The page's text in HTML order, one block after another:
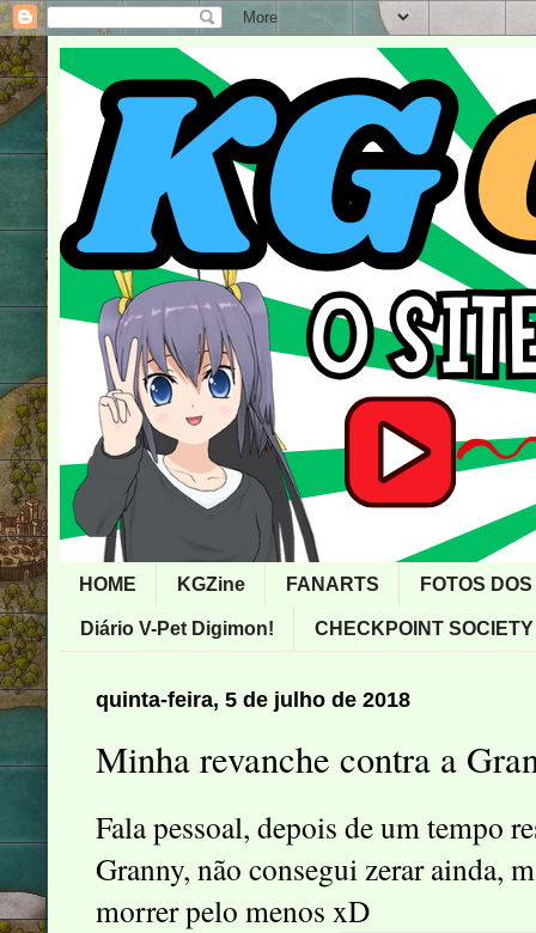
HOME KGZine FANARTS FOTOS
Diário V-Pet Digimon! CHECKPOINT SOCIETY
quinta-feira, 5 de julho de 2018
Minha revanche contra a
Fala pessoal, depois de um tempo
Granny, não consegui zerar ainda,
morrer pelo menos xD